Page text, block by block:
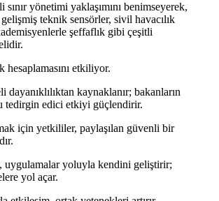
yönetimi yaklaşımını benimseyerek,
teknik sensörler, sivil havacılık
şeffaflık gibi çeşitli
hesaplamasını etkiliyor.
dayanıklılıktan kaynaklanır; bakanların
tedirgin edici etkiyi güçlendirir.
için yetkililer, paylaşılan güvenli bir
uygulamalar yoluyla kendini geliştirir;
yol açar.